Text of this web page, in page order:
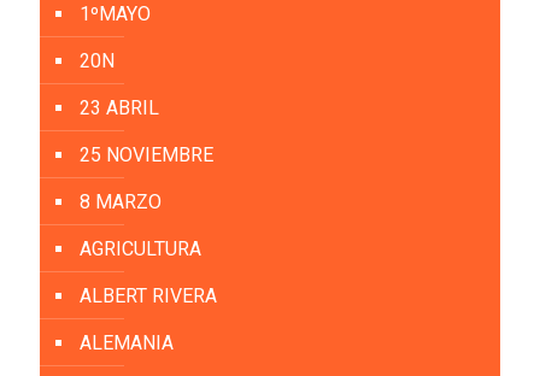
1ºMAYO
20N
23 ABRIL
25 NOVIEMBRE
8 MARZO
AGRICULTURA
ALBERT RIVERA
ALEMANIA